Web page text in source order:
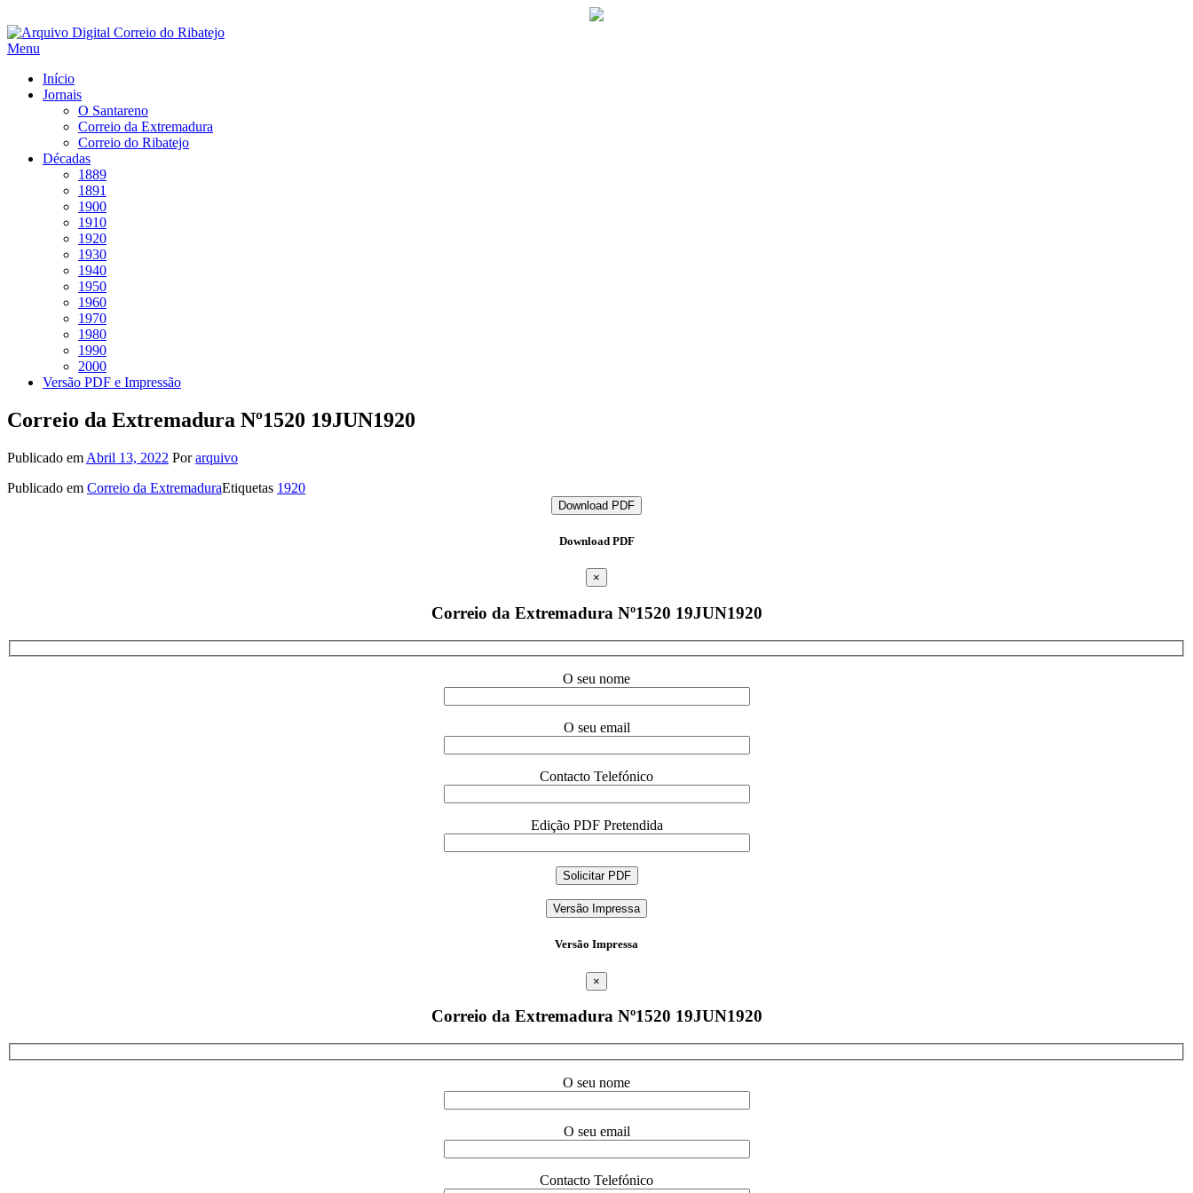
Saltar
para
Menu
Início
Jornais
O Santareno
Correio da Extremadura
Correio do Ribatejo
Décadas
1889
1891
1900
1910
1920
1930
1940
1950
1960
1970
1980
1990
2000
Versão PDF e Impressão
Correio da Extremadura Nº1520 19JUN1920
Publicado em Abril 13, 2022 Porarquivo
Publicado em Correio da ExtremaduraEtiquetas 1920
Download PDF
Download PDF
×
Correio da Extremadura Nº1520 19JUN1920
O seu nome
O seu email
Contacto Telefónico
Edição PDF Pretendida
Versão Impressa
Versão Impressa
×
Correio da Extremadura Nº1520 19JUN1920
O seu nome
O seu email
Contacto Telefónico